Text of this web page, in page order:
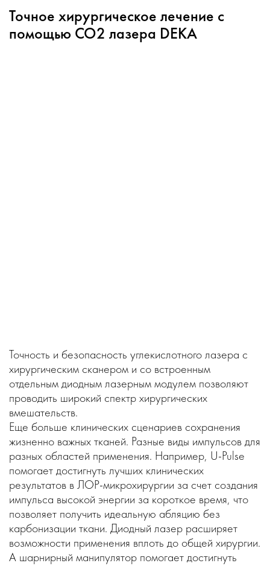
Точное хирургическое лечение с
помощью СО2 лазера DEKA
Точность и безопасность углекислотного лазера с
хирургическим сканером и со встроенным
отдельным диодным лазерным модулем позволяют
проводить широкий спектр хирургических
вмешательств.
Еще больше клинических сценариев сохранения
жизненно важных тканей. Разные виды импульсов для
разных областей применения. Например, U-Pulse
помогает достигнуть лучших клинических
результатов в ЛОР-микрохирургии за счет создания
импульса высокой энергии за короткое время, что
позволяет получить идеальную абляцию без
карбонизации ткани. Диодный лазер расширяет
возможности применения вплоть до общей хирургии.
А шарнирный манипулятор помогает достигнуть